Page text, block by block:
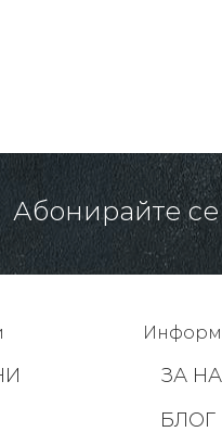
Абонирайте
ЗА
БЛОГ